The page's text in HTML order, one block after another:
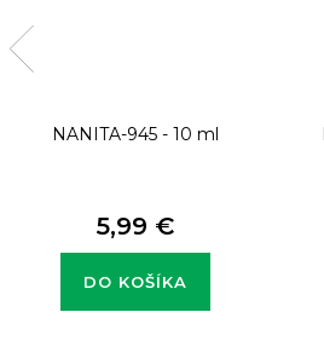
NANITA-945 - 10 ml
5,99 €
DO KOŠÍKA